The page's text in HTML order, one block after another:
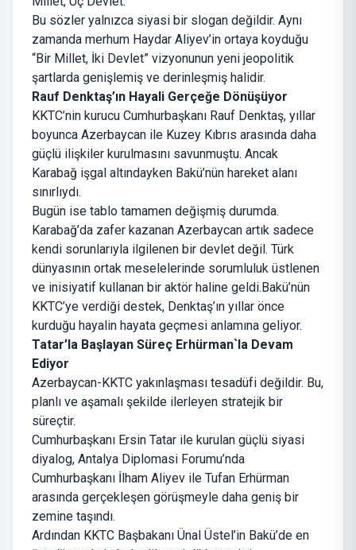
Bu sözler yalnızca siyasi bir slogan değildir. Aynı
zamanda merhum Haydar Aliyev’in ortaya koyduğu
“Bir Millet, İki Devlet” vizyonunun yeni jeopolitik
şartlarda genişlemiş ve derinleşmiş halidir.
Rauf Denktaş’ın Hayali Gerçeğe Dönüşüyor
KKTC’nin kurucu Cumhurbaşkanı Rauf Denktaş, yıllar
boyunca Azerbaycan ile Kuzey Kıbrıs arasında daha
güçlü ilişkiler kurulmasını savunmuştu. Ancak
Karabağ işgal altındayken Bakü’nün hareket alanı
sınırlıydı.
Bugün ise tablo tamamen değişmiş durumda.
Karabağ’da zafer kazanan Azerbaycan artık sadece
kendi sorunlarıyla ilgilenen bir devlet değil. Türk
dünyasının ortak meselelerinde sorumluluk üstlenen
ve inisiyatif kullanan bir aktör haline geldi.Bakü’nün
KKTC’ye verdiği destek, Denktaş’ın yıllar önce
kurduğu hayalin hayata geçmesi anlamına geliyor.
Tatar’la Başlayan Süreç Erhürman`la Devam
Ediyor
Azerbaycan-KKTC yakınlaşması tesadüfi değildir. Bu,
planlı ve aşamalı şekilde ilerleyen stratejik bir
süreçtir.
Cumhurbaşkanı Ersin Tatar ile kurulan güçlü siyasi
diyalog, Antalya Diplomasi Forumu’nda
Cumhurbaşkanı İlham Aliyev ile Tufan Erhürman
arasında gerçekleşen görüşmeyle daha geniş bir
zemine taşındı.
Ardından KKTC Başbakanı Ünal Üstel’in Bakü’de en